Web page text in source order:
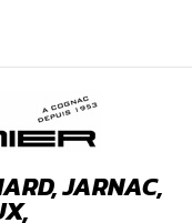
JARNAC,